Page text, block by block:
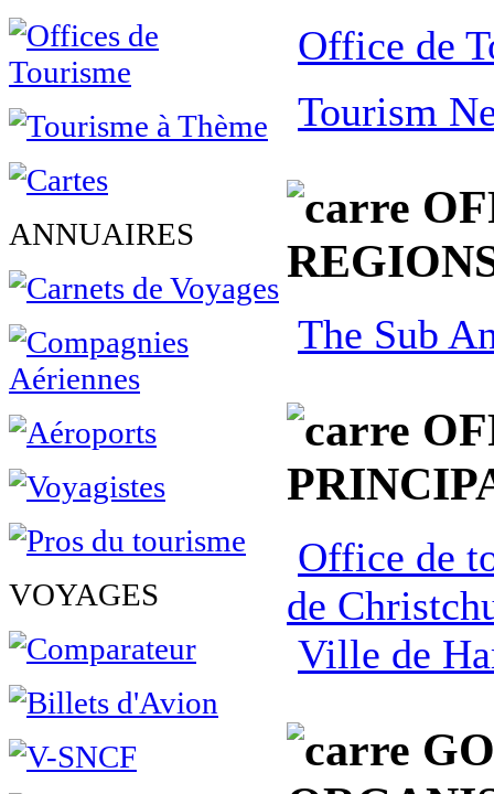
ANNUAIRES
VOYAGES
Office de
Tourism
The Sub
Office de
de
Ville de